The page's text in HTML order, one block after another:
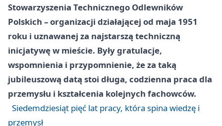
Stowarzyszenia Technicznego Odlewników
Polskich – organizacji działającej od maja 1951
roku i uznawanej za najstarszą techniczną
inicjatywę w mieście. Były gratulacje,
wspomnienia i przypomnienie, że za taką
jubileuszową datą stoi długa, codzienna praca dla
przemysłu i kształcenia kolejnych fachowców.
Siedemdziesiąt pięć lat pracy, która spina wiedzę i
przemysł